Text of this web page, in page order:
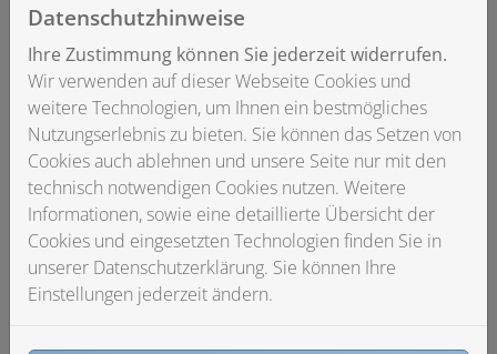
anhand einer alltäglichen Situation, dem
Händewaschen, verbildlicht, wird es klarer: Wir waschen
uns die Hände mit Wasser, da sich so Verschmutzungen,
Dreck und Bakterien leicht abwaschen lassen. Mit
Papier würden wir nicht weit kommen, da Papier als
solches nicht in der Lage ist, effektiv zu reinigen. Genau
dieses Prinzip greift auch bei der Reinigung nach dem
Toilettengang. Die Säuberung des Intimbereichs mit
Wasser ist nicht nur viel effektiver, sondern auch
hygienischer. Klingt logisch, oder?
Datenschutzhinweise
Ihre Zustimmung können Sie jederzeit widerrufen.
Wir verwenden auf dieser Webseite Cookies und
weitere Technologien, um Ihnen ein bestmögliches
Nutzungserlebnis zu bieten. Sie können das Setzen von
Cookies auch ablehnen und unsere Seite nur mit den
technisch notwendigen Cookies nutzen. Weitere
Informationen, sowie eine detaillierte Übersicht der
Cookies und eingesetzten Technologien finden Sie in
unserer Datenschutzerklärung. Sie können Ihre
Einstellungen jederzeit ändern.